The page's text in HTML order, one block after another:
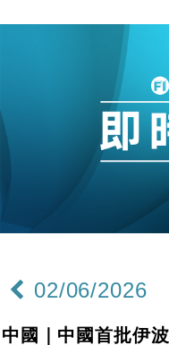
02/06/2026
中國｜中國首批伊